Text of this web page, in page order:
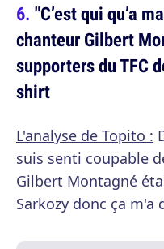
"C’est qui qu’a
chanteur Gilbert
supporters du TFC
shirt
L'analyse de Topito :
suis senti coupable
Gilbert Montagné
Sarkozy donc ça